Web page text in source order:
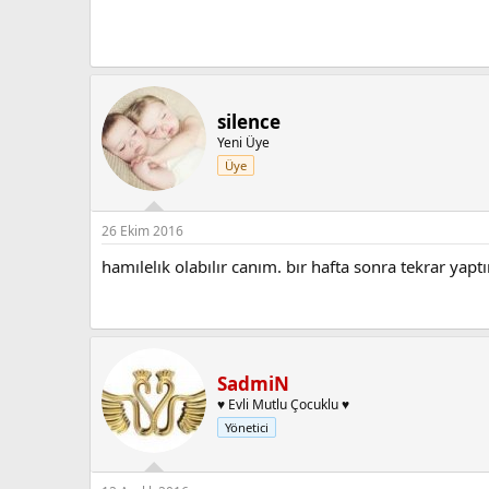
silence
Yeni Üye
Üye
26 Ekim 2016
hamılelık olabılır canım. bır hafta sonra tekrar
SadmiN
♥ Evli Mutlu Çocuklu ♥
Yönetici